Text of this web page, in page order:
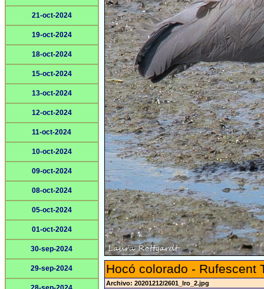
21-oct-2024
19-oct-2024
18-oct-2024
15-oct-2024
13-oct-2024
12-oct-2024
11-oct-2024
10-oct-2024
09-oct-2024
08-oct-2024
05-oct-2024
01-oct-2024
30-sep-2024
29-sep-2024 Hocó colorado - Rufescent
Archivo: 20201212/2601_lro_2.jpg